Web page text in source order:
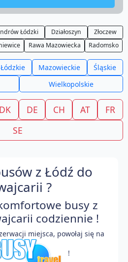
Łódzki Działoszyn
Złoczew
Rawa Mazowiecka Radomsko
Łódzkie Mazowieckie
Śląskie
Wielkopolskie
DK DE CH AT
FR
SE
z Łódź do
?
busy z
codziennie !
miejsca, powołaj się na
!